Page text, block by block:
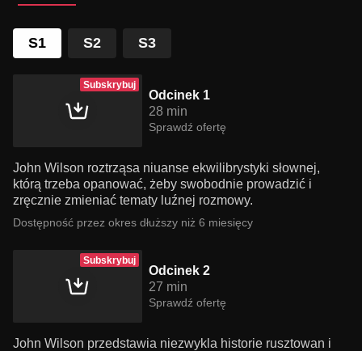
S1 S2 S3
Subskrybuj
Odcinek 1
28 min
Sprawdź ofertę
John Wilson roztrząsa niuanse ekwilibrystyki słownej,
którą trzeba opanować, żeby swobodnie prowadzić i
zręcznie zmieniać tematy luźnej rozmowy.
Dostępność przez okres dłuższy niż 6 miesięcy
Subskrybuj
Odcinek 2
27 min
Sprawdź ofertę
John Wilson przedstawia niezwykla historie rusztowan i